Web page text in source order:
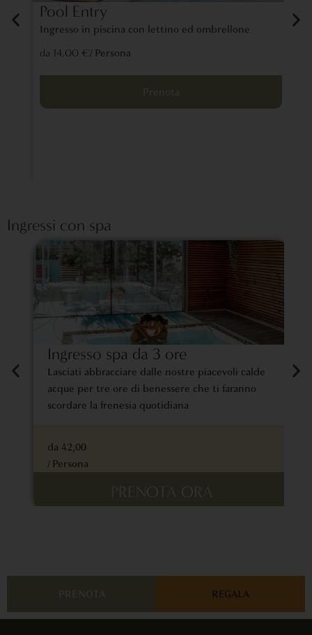
Pool Entry
Ingresso in piscina con lettino ed ombrellone
da 14,00 € / Persona
Prenota
Ingressi con spa
Ingresso spa da 3 ore
Lasciati abbracciare dalle nostre piacevoli calde
acque per tre ore di benessere che ti faranno
scordare la frenesia quotidiana
da 42,00
/ Persona
PRENOTA ORA
PRENOTA REGALA